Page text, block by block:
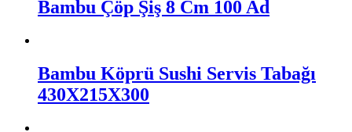
Bambu Çöp Şiş 8 Cm 100 Ad
Bambu Köprü Sushi Servis Tabağı
430X215X300